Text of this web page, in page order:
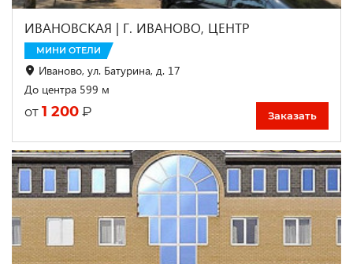
ИВАНОВСКАЯ | Г. ИВАНОВО, ЦЕНТР
МИНИ ОТЕЛИ
Иваново, ул. Батурина, д. 17
До центра 599 м
от 1 200 ₽ Заказать